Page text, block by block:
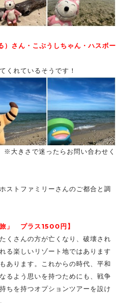
さん・こぶうしちゃん・ハスボー
くれているそうです！
大きさで迷ったらお問い合わせく
ストファミリーさんのご都合と調
旅」 プラス1500円】
くさんの方が亡くなり、破壊され
る楽しいリゾート地ではあります
あります。これからの時代、平和
るよう思いを持つためにも、戦争
ちを持つオプションツアーを設け